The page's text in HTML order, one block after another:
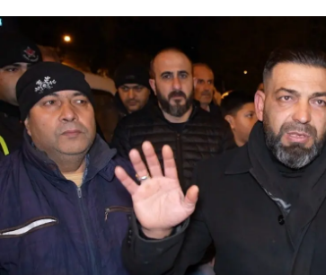
Sivas
Tekirdağ
Tokat
Trabzon
Şanlıurfa